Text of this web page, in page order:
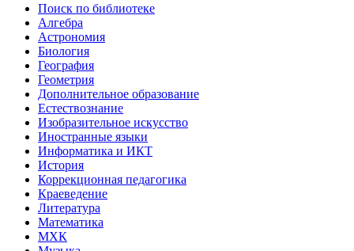
Поиск по библиотеке
Алгебра
Астрономия
Биология
География
Геометрия
Дополнительное образование
Естествознание
Изобразительное искусство
Иностранные языки
Информатика и ИКТ
История
Коррекционная педагогика
Краеведение
Литература
Математика
МХК